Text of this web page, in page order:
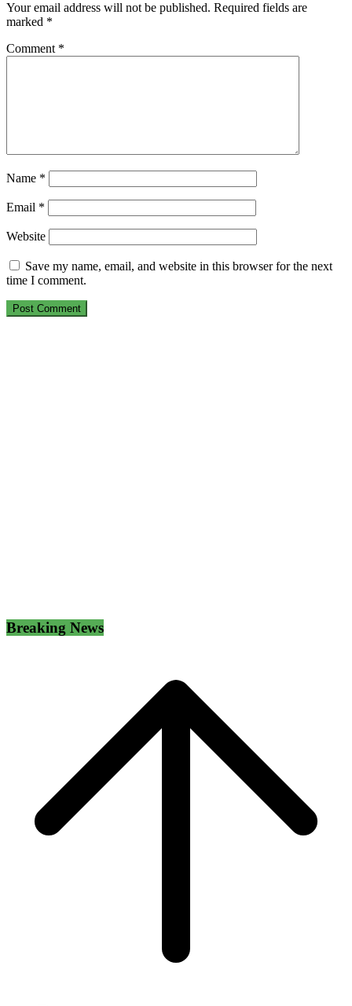
Your email address will not be published. Required fields are
marked *
Comment *
Name *
Email *
Website
Save my name, email, and website in this browser for the next
time I comment.
Breaking News